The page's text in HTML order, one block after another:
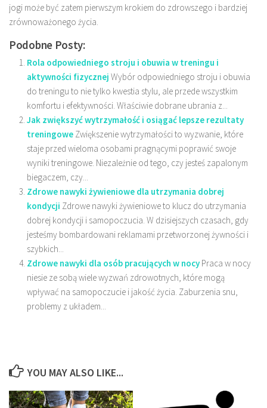
jogi może być zatem pierwszym krokiem do zdrowszego i bardziej
zrównoważonego życia.
Podobne Posty:
Rola odpowiedniego stroju i obuwia w treningu i
aktywności fizycznej Wybór odpowiedniego stroju i obuwia
do treningu to nie tylko kwestia stylu, ale przede wszystkim
komfortu i efektywności. Właściwie dobrane ubrania z...
Jak zwiększyć wytrzymałość i osiągać lepsze rezultaty
treningowe Zwiększenie wytrzymałości to wyzwanie, które
staje przed wieloma osobami pragnącymi poprawić swoje
wyniki treningowe. Niezależnie od tego, czy jesteś zapalonym
biegaczem, czy...
Zdrowe nawyki żywieniowe dla utrzymania dobrej
kondycji Zdrowe nawyki żywieniowe to klucz do utrzymania
dobrej kondycji i samopoczucia. W dzisiejszych czasach, gdy
jesteśmy bombardowani reklamami przetworzonej żywności i
szybkich...
Zdrowe nawyki dla osób pracujących w nocy Praca w nocy
niesie ze sobą wiele wyzwań zdrowotnych, które mogą
wpływać na samopoczucie i jakość życia. Zaburzenia snu,
problemy z układem...
YOU MAY ALSO LIKE...